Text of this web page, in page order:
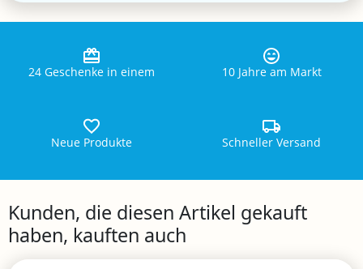
24 Geschenke in einem 10 Jahre am Markt
Neue Produkte Schneller Versand
Kunden, die diesen Artikel gekauft
haben, kauften auch